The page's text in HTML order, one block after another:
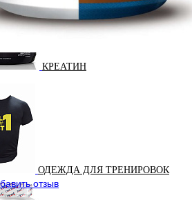
КРЕАТИН
ОДЕЖДА ДЛЯ ТРЕНИРОВОК
отзыв